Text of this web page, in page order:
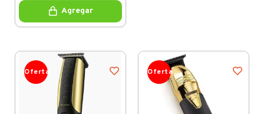
Agregar
Oferta Oferta